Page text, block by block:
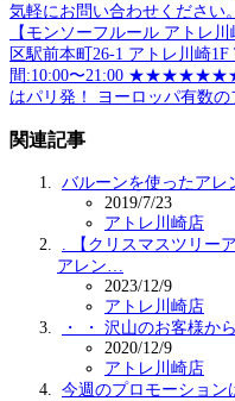
気軽にお問い合わせく
【モンソーフルール アトレ
区駅前本町26-1 アトレ川崎
間:10:00〜21:00
はパリ発！ ヨーロッパ有数の
関連記事
バルーンを使ったアレ
2019/7/23
アトレ川崎店
. 【クリスマスツリー
アレン…
2023/12/9
アトレ川崎店
・ ・ 沢山のお客様か
2020/12/9
アトレ川崎店
今週のプロモーショ